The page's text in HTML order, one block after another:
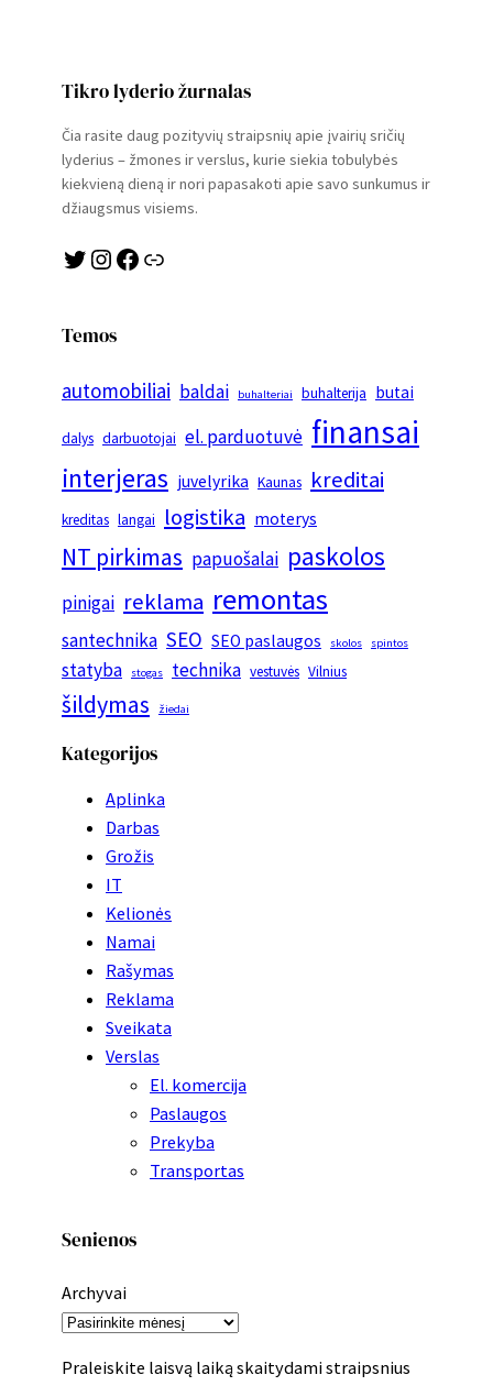
Tikro lyderio žurnalas
Čia rasite daug pozityvių straipsnių apie įvairių sričių
lyderius – žmones ir verslus, kurie siekia tobulybės
kiekvieną dieną ir nori papasakoti apie savo sunkumus ir
džiaugsmus visiems.
Twitter Instagram Facebook Link
Temos
automobiliai baldai buhalteriai buhalterija butai
dalys darbuotojai el. parduotuvė finansai
interjeras juvelyrika Kaunas kreditai
kreditas langai logistika moterys
NT pirkimas papuošalai paskolos
pinigai reklama remontas
santechnika SEO SEO paslaugos skolos spintos
statyba stogas technika vestuvės Vilnius
šildymas žiedai
Kategorijos
Aplinka
Darbas
Grožis
IT
Kelionės
Namai
Rašymas
Reklama
Sveikata
Verslas
El. komercija
Paslaugos
Prekyba
Transportas
Senienos
Archyvai
Praleiskite laisvą laiką skaitydami straipsnius